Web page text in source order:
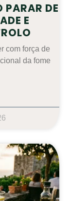
DE
E
com força de
da fome